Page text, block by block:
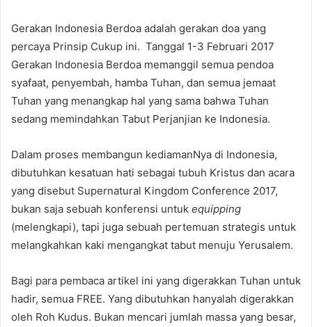
Gerakan Indonesia Berdoa adalah gerakan doa yang
percaya Prinsip Cukup ini. Tanggal 1-3 Februari 2017
Gerakan Indonesia Berdoa memanggil semua pendoa
syafaat, penyembah, hamba Tuhan, dan semua jemaat
Tuhan yang menangkap hal yang sama bahwa Tuhan
sedang memindahkan Tabut Perjanjian ke Indonesia.
Dalam proses membangun kediamanNya di Indonesia,
dibutuhkan kesatuan hati sebagai tubuh Kristus dan acara
yang disebut Supernatural Kingdom Conference 2017,
bukan saja sebuah konferensi untuk equipping
(melengkapi), tapi juga sebuah pertemuan strategis untuk
melangkahkan kaki mengangkat tabut menuju Yerusalem.
Bagi para pembaca artikel ini yang digerakkan Tuhan untuk
hadir, semua FREE. Yang dibutuhkan hanyalah digerakkan
oleh Roh Kudus. Bukan mencari jumlah massa yang besar,